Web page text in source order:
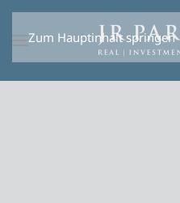
Zum Hauptinhalt springen